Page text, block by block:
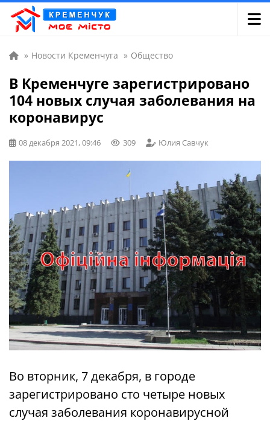
» Новости Кременчуга » Общество
В Кременчуге зарегистрировано
104 новых случая заболевания на
коронавирус
08 декабря 2021, 09:46 309 Юлия Савчук
Во вторник, 7 декабря, в городе
зарегистрировано сто четыре новых
случая заболевания коронавирусной